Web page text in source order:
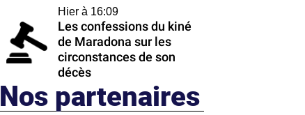
Hier à 16:09
Les confessions du kiné
de Maradona sur les
circonstances de son
décès
Nos partenaires